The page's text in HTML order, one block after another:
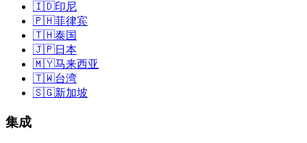
🇮🇩印尼
🇵🇭菲律宾
🇹🇭泰国
🇯🇵日本
🇲🇾马来西亚
🇹🇼台湾
🇸🇬新加坡
集成